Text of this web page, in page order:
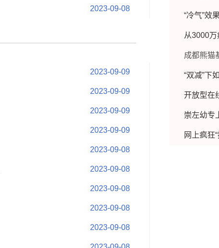
2023-09-08
2023-09-09
2023-09-09
2023-09-09
2023-09-09
2023-09-08
2023-09-08
2023-09-08
2023-09-08
2023-09-08
“冷气”效
从3000万
成都熊猫
“双减”下
开放型在
网上疯狂